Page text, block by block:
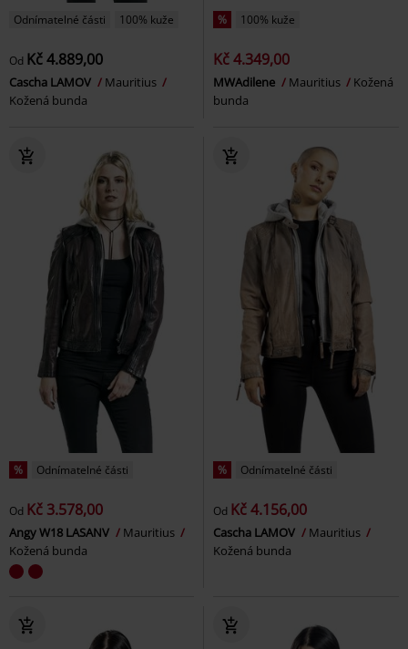
Odnímatelné části 100% kuže
Od Kč 4.889,00
Cascha LAMOV
Mauritius
Kožená bunda
% 100% kuže
Kč 4.349,00
MWAdilene Mauritius
Kožená
bunda
% Odnímatelné části
Od Kč 3.578,00
Angy W18 LASANV
Mauritius
Kožená bunda
% Odnímatelné části
Od Kč 4.156,00
Cascha LAMOV
Mauritius
Kožená bunda